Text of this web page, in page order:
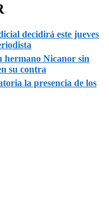
decidirá este jueves
hermano Nicanor sin
su contra
la presencia de los